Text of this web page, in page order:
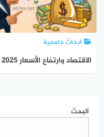
ابحاث جامعية
الاقتصاد وارتفاع الأسعار 2025
البحث